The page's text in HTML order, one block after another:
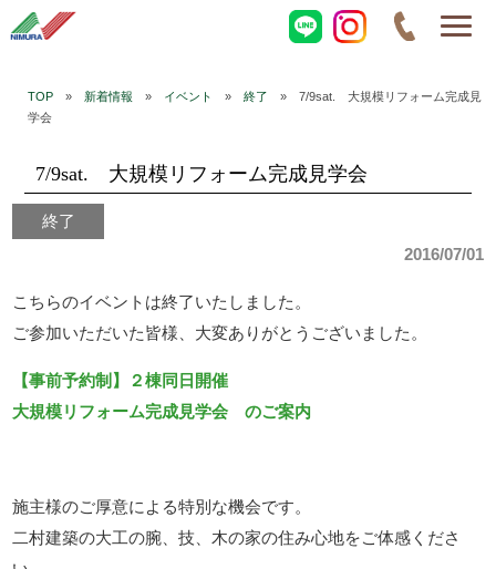
TOP» 新着情報 » イベント » 終了 » 7/9sat. 大規模リフォーム完成見
学会
7/9sat. 大規模リフォーム完成見学会
終了
2016/07/01
こちらのイベントは終了いたしました。
ご参加いただいた皆様、大変ありがとうございました。
【事前予約制】２棟同日開催
大規模リフォーム完成見学会 のご案内
施主様のご厚意による特別な機会です。
二村建築の大工の腕、技、木の家の住み心地をご体感くださ